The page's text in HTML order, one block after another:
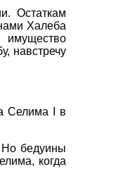
Остаткам
Халеба
имущество
навстречу
Селима I в
Но бедуины
когда